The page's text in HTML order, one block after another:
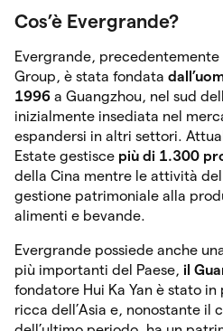
Cos’è Evergrande?
Evergrande,
Group, è stata fondata
1996 a Guangzhou, nel sud
inizialmente insediata nel
espandersi in altri settori.
Estate gestisce più di 1.300
della Cina mentre le attività
gestione patrimoniale alla
alimenti e bevande.
Evergrande possiede anche
più importanti del Paese, il
fondatore Hui Ka Yan è stato
ricca dell’Asia e, nonostante il